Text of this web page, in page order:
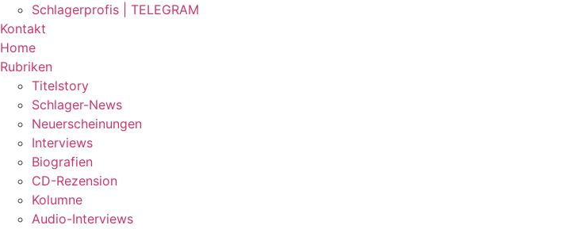
Schlagerprofis | TELEGRAM
Kontakt
Home
Rubriken
Titelstory
Schlager-News
Neuerscheinungen
Interviews
Biografien
CD-Rezension
Kolumne
Audio-Interviews